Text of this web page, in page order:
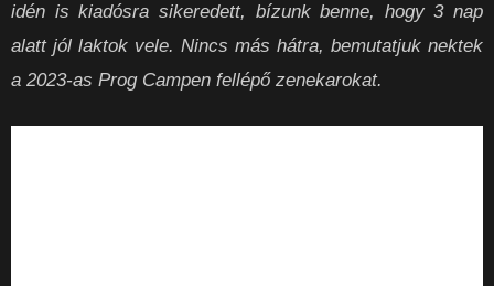
idén is kiadósra sikeredett, bízunk benne, hogy 3 nap
alatt jól laktok vele. Nincs más hátra, bemutatjuk nektek
a 2023-as Prog Campen fellépő zenekarokat.